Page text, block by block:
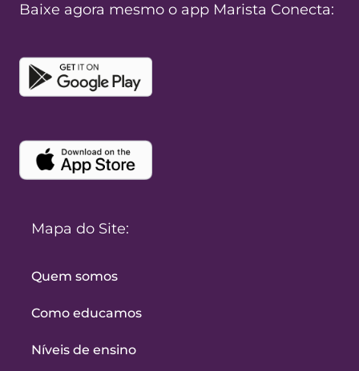
Baixe agora mesmo o app Marista Conecta:
Mapa do Site:
Quem somos
Como educamos
Níveis de ensino